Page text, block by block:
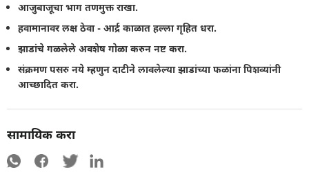
आजुबाजूचा भाग तणमुक्त राखा.
हवामानावर लक्ष ठेवा - आर्द्र काळात हल्ला गृहित धरा.
झाडांचे गळलेले अवशेष गोळा करुन नष्ट करा.
संक्रमण पसरु नये म्हणुन दाटीने लावलेल्या झाडांच्या फळांना पिशव्यांनी
आच्छादित करा.
सामायिक करा